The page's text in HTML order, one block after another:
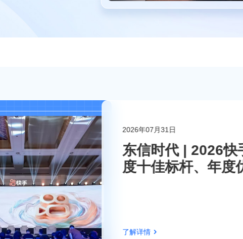
联系东信
2026年07月31日
东信时代 | 2026快
度十佳标杆、年度
了解详情